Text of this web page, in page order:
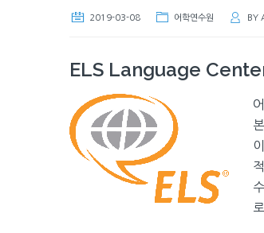
2019-03-08 어학연수원 BY
ELS Language